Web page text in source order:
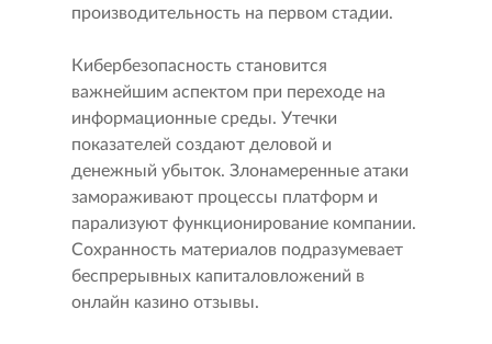
производительность на первом стадии.
Кибербезопасность становится
важнейшим аспектом при переходе на
информационные среды. Утечки
показателей создают деловой и
денежный убыток. Злонамеренные атаки
замораживают процессы платформ и
парализуют функционирование компании.
Сохранность материалов подразумевает
беспрерывных капиталовложений в
онлайн казино отзывы.